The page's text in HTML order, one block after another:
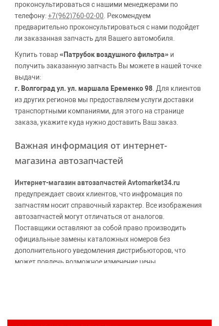
проконсультироваться с нашими менеджерами по
телефону:+7(962)760-02-00 . Рекомендуем
предварительно проконсультироваться с нами подойдет
ли заказанная запчасть для Вашего автомобиля.
Купить товар«Патрубок воздушного фильтра» и
получить заказанную запчасть Вы можете в нашей точке
выдачи:
г. Волгоград ул. ул. маршала Еременко 98 . Для клиентов
из других регионов мы предоставляем услуги доставки
транспортными компаниями, для этого на странице
заказа, укажите куда нужно доставить Ваш заказ.
Важная информация от интернет-
магазина автозапчастей
Интернет-магазин автозапчастей Avtomarket34.ru
предупреждает своих клиентов, что инфромация по
запчастям носит справочный характер. Все изображения
автозапчастей могут отличаться от аналогов.
Поставщики оставляют за собой право производить
официальные замены каталожных номеров без
дополнительного уведомления дистрибьюторов, что
может повлечь возможное изменение цены.